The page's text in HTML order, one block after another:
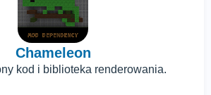
Chameleon
kod i biblioteka renderowania.